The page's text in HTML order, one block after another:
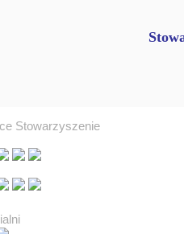
Stowarzyszenie